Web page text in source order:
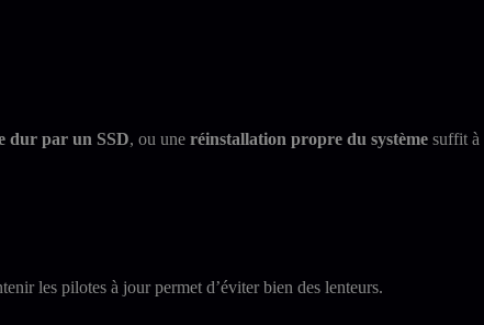
dur par un SSD, ou une réinstallation propre du système suffit à
les pilotes à jour permet d’éviter bien des lenteurs.